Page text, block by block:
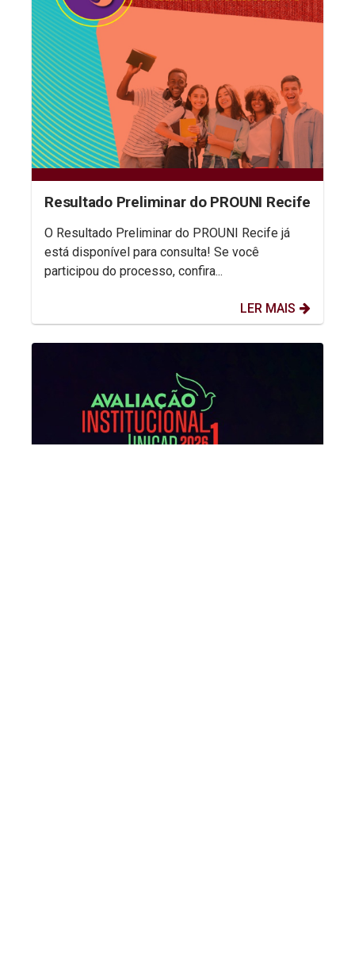
Resultado Preliminar do PROUNI Recife
O Resultado Preliminar do PROUNI Recife já
está disponível para consulta! Se você
participou do processo, confira...
LER MAIS